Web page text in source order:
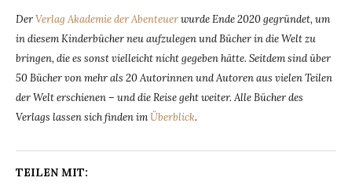
DerVerlag Akademie der Abenteuerwurde Ende 2020 gegründet, um
in diesem Kinderbücher neu aufzulegen und Bücher in die Welt zu
bringen, die es sonst vielleicht nicht gegeben hätte. Seitdem sind über
50 Bücher von mehr als 20 Autorinnen und Autoren aus vielen Teilen
der Welt erschienen – und die Reise geht weiter. Alle Bücher des
Verlags lassen sich finden imÜberblick.
TEILEN MIT: